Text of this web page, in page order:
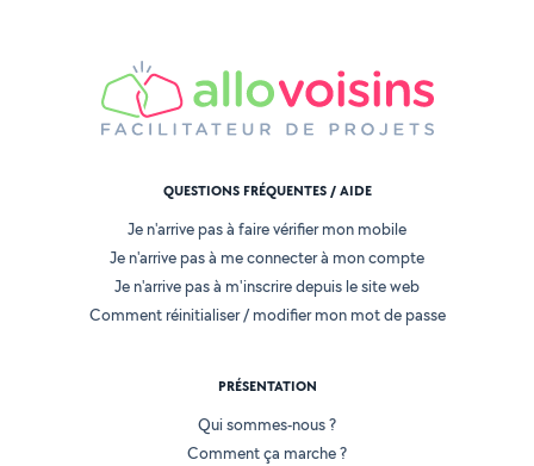
QUESTIONS FRÉQUENTES / AIDE
Je n'arrive pas à faire vérifier mon mobile
Je n'arrive pas à me connecter à mon compte
Je n'arrive pas à m'inscrire depuis le site web
Comment réinitialiser / modifier mon mot de passe
PRÉSENTATION
Qui sommes-nous ?
Comment ça marche ?